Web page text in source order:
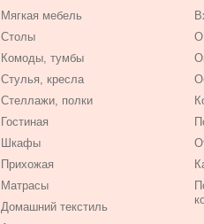
Мягкая мебель
Столы
Комоды, тумбы
Стулья, кресла
Стеллажи, полки
Гостиная
Шкафы
Прихожая
Матрасы
Домашний текстиль
О